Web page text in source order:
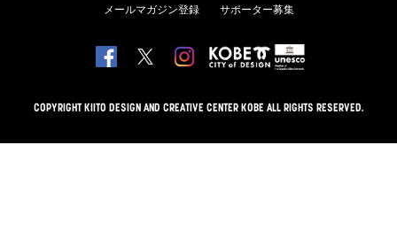
メールマガジン登録 サポーター募集
COPYRIGHT KIITO DESIGN AND CREATIVE CENTER KOBE ALL RIGHTS RESERVED.